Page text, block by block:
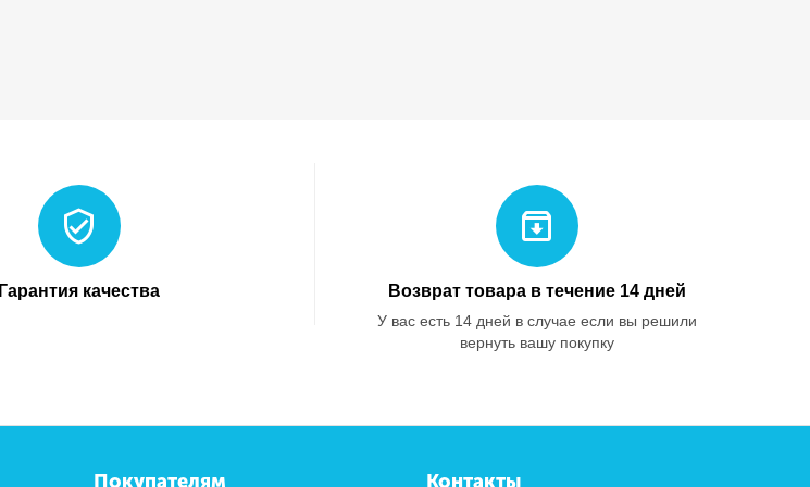
Гарантия качества Возврат товара в течение 14 дней
У вас есть 14 дней в случае если вы решили
вернуть вашу покупку
Покупателям Контакты